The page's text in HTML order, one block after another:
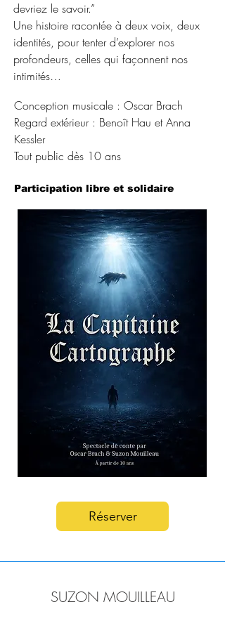
devriez le savoir.”
Une histoire racontée à deux voix, deux
identités, pour tenter d’explorer nos
profondeurs, celles qui façonnent nos
intimités…
Conception musicale : Oscar Brach
Regard extérieur : Benoît Hau et Anna
Kessler
Tout public dès 10 ans
Participation libre et solidaire
Réserver
SUZON MOUILLEAU